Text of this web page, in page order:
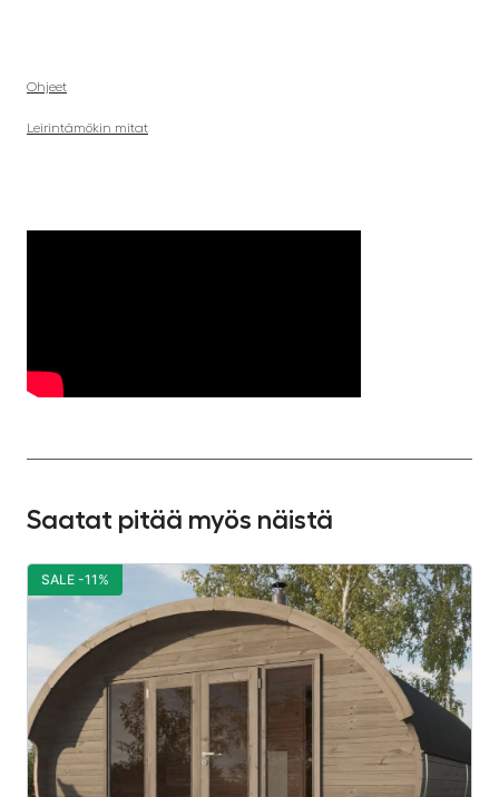
Ohjeet
Leirintämökin mitat
Saatat pitää myös näistä
SALE -11%